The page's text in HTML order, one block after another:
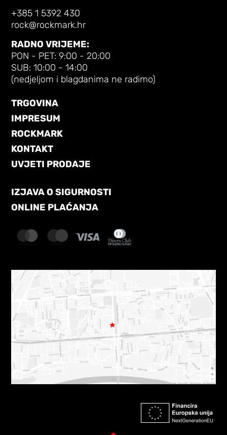
+385 1 5392 430
rock@rockmark.hr
RADNO VRIJEME:
PON - PET: 9:00 - 20:00
SUB: 10:00 - 14:00
(nedjeljom i blagdanima ne radimo)
TRGOVINA
IMPRESUM
ROCKMARK
KONTAKT
UVJETI PRODAJE
IZJAVA O SIGURNOSTI
ONLINE PLAĆANJA